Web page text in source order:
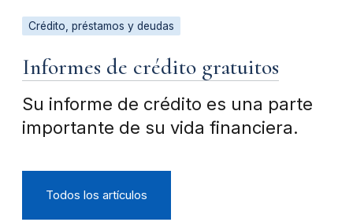
Crédito, préstamos y deudas
Informes de crédito gratuitos
Su informe de crédito es una parte
importante de su vida financiera.
Todos los artículos